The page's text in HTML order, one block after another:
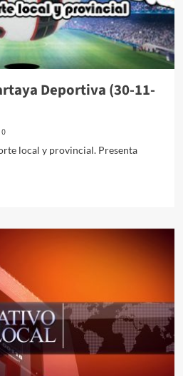
Deportiva (30-11-
0
local y provincial. Presenta